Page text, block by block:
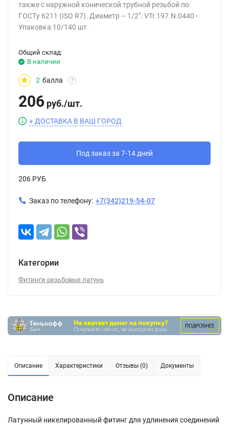
также с наружной конической трубной резьбой по
ГОСТу 6211 (ISO R7). Диаметр – 1/2". VTr.197.N.0440 -
Упаковка 10/140 шт.
Общий склад:
В наличии
2 балла ?
206 руб./шт.
+ ДОСТАВКА В ВАШ ГОРОД
Под заказ за 7-14 дней
206 РУБ
Заказ по телефону: +7(342)219-54-07
Категории
Фитинги резьбовые латунь
Описание Характеристики Отзывы (0) Документы
Описание
Латунный никелированный фитинг для удлинения соединений